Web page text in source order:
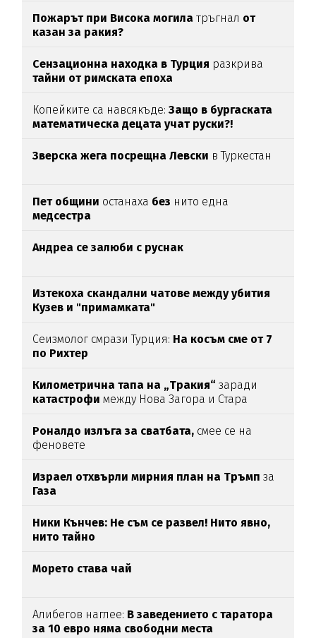
Пожарът при Висока могила тръгнал от
казан за ракия?
Сензационна находка в Турция разкрива
тайни от римската епоха
Копейките са навсякъде:Защо в бургаската
математическа децата учат руски?!
Зверска жега посрещна Левски в Туркестан
Пет общини останаха без нито една
медсестра
Андреа се залюби с руснак
Изтекоха скандални чатове между убития
Кузев и "примамката"
Сеизмолог смрази Турция: На косъм сме от 7
по Рихтер
Километрична тапа на „Тракия“ заради
катастрофи между Нова Загора и Стара
Роналдо излъга за сватбата, смее се на
феновете
Израел отхвърли мирния план на Тръмп за
Газа
Ники Кънчев: Не съм се развел! Нито явно,
нито тайно
Морето става чай
Алибегов наглее: В заведението с таратора
за 10 евро няма свободни места